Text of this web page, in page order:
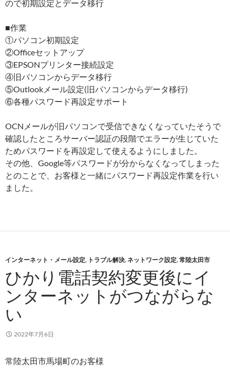
ので初期設定とデータ移行
■作業
①パソコン初期設定
②Officeセットアップ
③EPSONプリンター接続設定
④旧パソコンからデータ移行
⑤Outlookメール設定(旧パソコンからデータ移行)
⑥各種パスワード再設定サポート
OCNメールが旧パソコンで受信できなくなっていたそうで
確認したところサーバー認証の段階でエラーが生じていた
ためパスワードを再設定して使えるようにしました。
その他、Google等パスワードが分からなくなってしまった
とのことで、お客様と一緒にパスワード再設定作業を行い
ました。
インターネット・メール設定, トラブル解決,ネットワーク設定,常陸太田市
ひかり電話契約変更後にイ
ンターネットがつながらな
い
2022年7月6日
常陸太田市馬場町のお客様